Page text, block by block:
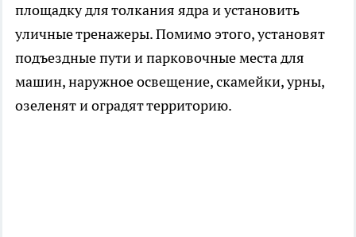
площадку для толкания ядра и установить
уличные тренажеры. Помимо этого, установят
подъездные пути и парковочные места для
машин, наружное освещение, скамейки, урны,
озеленят и оградят территорию.